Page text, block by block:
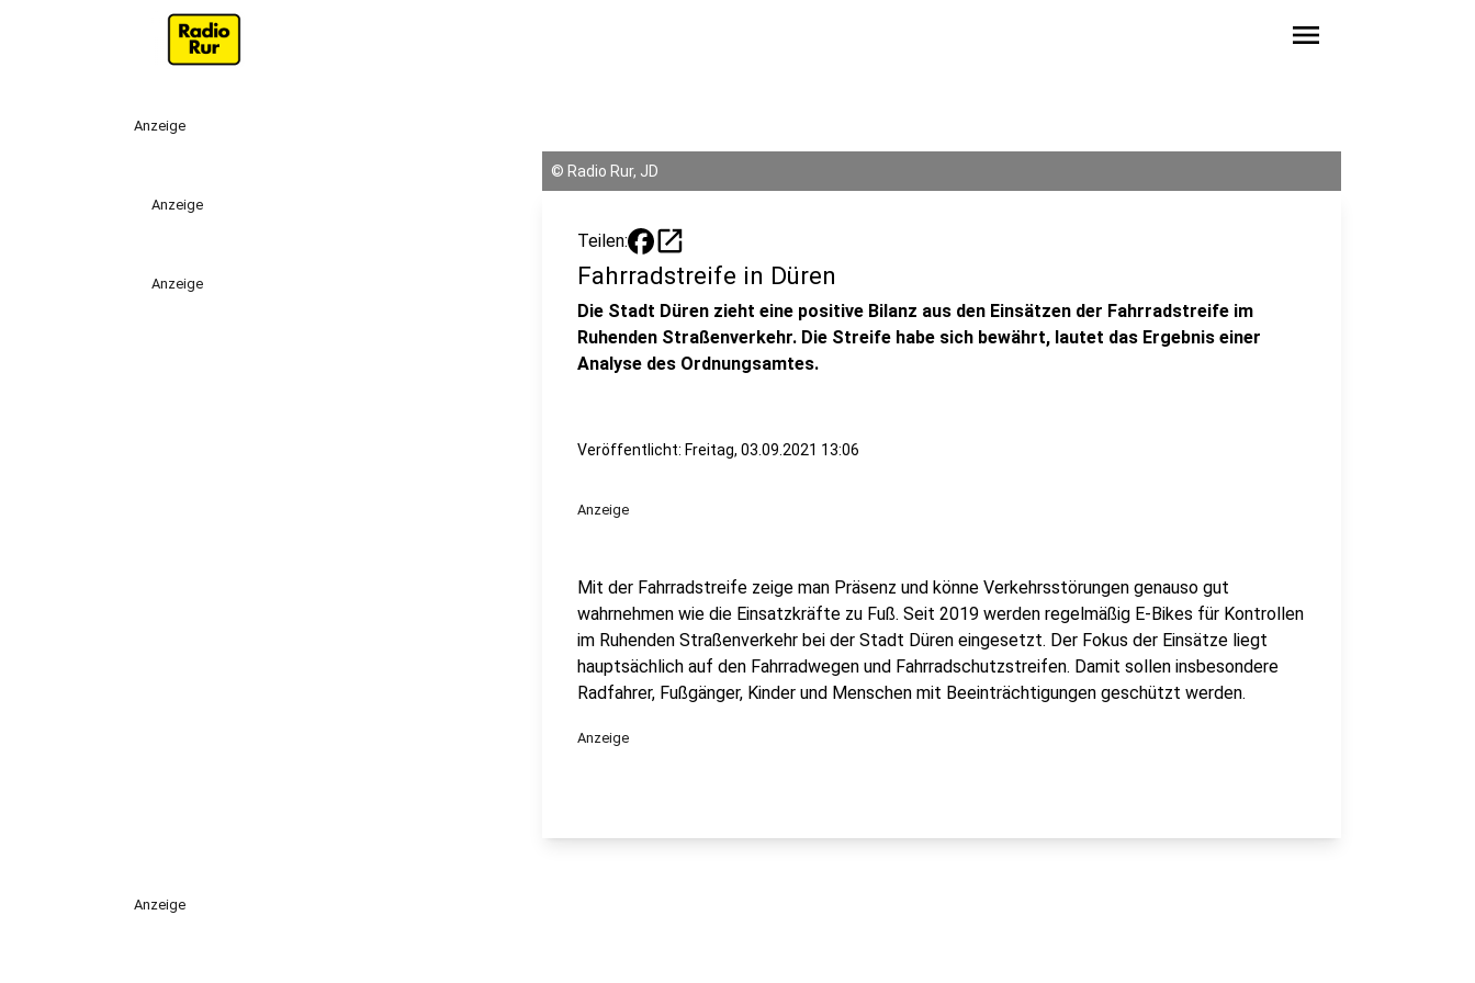
menu
Anzeige
Anzeige
Anzeige
© Radio Rur, JD
Teilen: open_in_new
Fahrradstreife in Düren
Die Stadt Düren zieht eine positive Bilanz aus den Einsätzen der Fahrradstreife im
Ruhenden Straßenverkehr. Die Streife habe sich bewährt, lautet das Ergebnis einer
Analyse des Ordnungsamtes.
Veröffentlicht: Freitag, 03.09.2021 13:06
Anzeige
Mit der Fahrradstreife zeige man Präsenz und könne Verkehrsstörungen genauso gut
wahrnehmen wie die Einsatzkräfte zu Fuß. Seit 2019 werden regelmäßig E-Bikes für Kontrollen
im Ruhenden Straßenverkehr bei der Stadt Düren eingesetzt. Der Fokus der Einsätze liegt
hauptsächlich auf den Fahrradwegen und Fahrradschutzstreifen. Damit sollen insbesondere
Radfahrer, Fußgänger, Kinder und Menschen mit Beeinträchtigungen geschützt werden.
Anzeige
Anzeige